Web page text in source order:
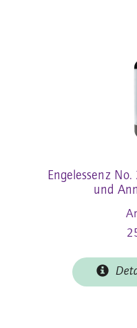
Engelessenz
und